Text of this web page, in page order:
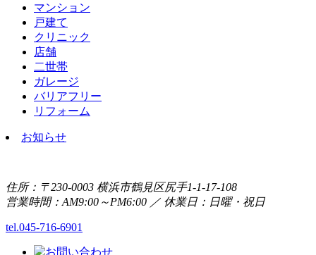
マンション
戸建て
クリニック
店舗
二世帯
ガレージ
バリアフリー
リフォーム
お知らせ
住所：〒230-0003 横浜市鶴見区尻手1-1-17-108
営業時間：AM9:00～PM6:00 ／ 休業日：日曜・祝日
tel.045-716-6901